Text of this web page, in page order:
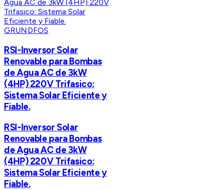
GRUNDFOS
RSI-Inversor Solar
Renovable para Bombas
de Agua AC de 3kW
(4HP) 220V Trifasico:
Sistema Solar Eficiente y
Fiable.
RSI-Inversor Solar
Renovable para Bombas
de Agua AC de 3kW
(4HP) 220V Trifasico:
Sistema Solar Eficiente y
Fiable.